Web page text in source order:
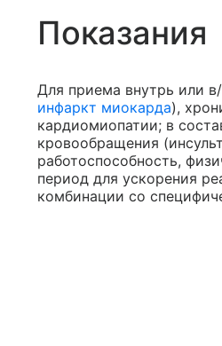
Показания
Для приема внутрь или
инфаркт миокарда),
кардиомиопатии; в
кровообращения
работоспособность,
период для ускорения
комбинации со